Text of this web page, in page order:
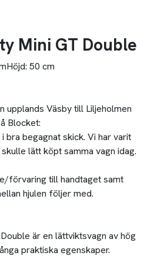
Mini GT Double
Höjd: 50 cm
upplands Väsby till Liljeholmen
Blocket:
bra begagnat skick. Vi har varit
lätt köpt samma vagn idag.
förvaring till handtaget samt
hjulen följer med.
är en lättviktsvagn av hög
praktiska egenskaper.